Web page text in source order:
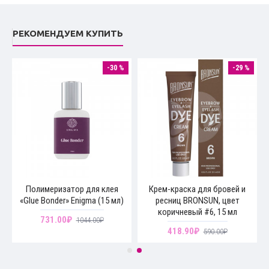
РЕКОМЕНДУЕМ КУПИТЬ
-30 %
Полимеризатор для клея
«Glue Bonder» Enigma (15 мл)
731.00₽ 1044.00₽
-29 %
Крем-краска для бровей и
ресниц BRONSUN, цвет
коричневый #6, 15 мл
418.90₽ 590.00₽